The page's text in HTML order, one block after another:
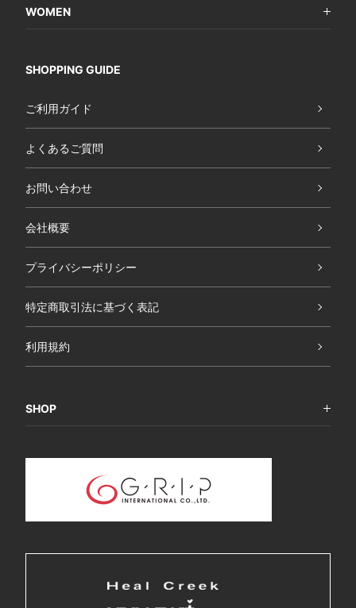
WOMEN
SHOPPING GUIDE
ご利用ガイド
よくあるご質問
お問い合わせ
会社概要
プライバシーポリシー
特定商取引法に基づく表記
利用規約
SHOP